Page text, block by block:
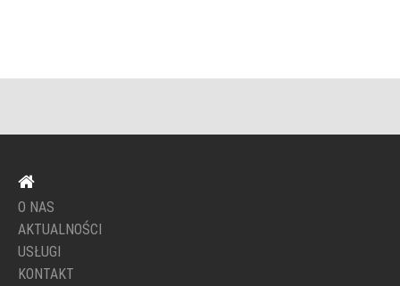
O NAS
AKTUALNOŚCI
USŁUGI
KONTAKT